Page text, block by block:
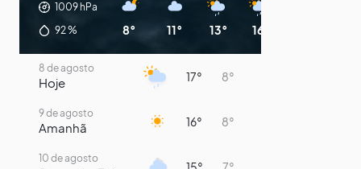
1009 hPa
92% 8° 11° 13° 16°
8 de agosto
Hoje 17° 8°
9 de agosto
Amanhã 16° 8°
10 de agosto